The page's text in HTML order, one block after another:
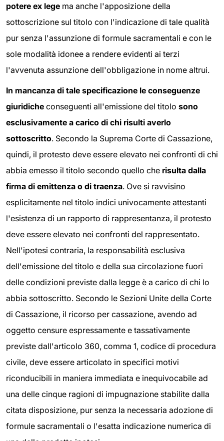
potere ex lege ma anche l'apposizione della
sottoscrizione sul titolo con l'indicazione di tale qualità
pur senza l'assunzione di formule sacramentali e con le
sole modalità idonee a rendere evidenti ai terzi
l'avvenuta assunzione dell'obbligazione in nome altrui.
In mancanza di tale specificazione le conseguenze
giuridiche conseguenti all'emissione del titolo sono
esclusivamente a carico di chi risulti averlo
sottoscritto. Secondo la Suprema Corte di Cassazione,
quindi, il protesto deve essere elevato nei confronti di chi
abbia emesso il titolo secondo quello che risulta dalla
firma di emittenza o di traenza. Ove si ravvisino
esplicitamente nel titolo indici univocamente attestanti
l'esistenza di un rapporto di rappresentanza, il protesto
deve essere elevato nei confronti del rappresentato.
Nell'ipotesi contraria, la responsabilità esclusiva
dell'emissione del titolo e della sua circolazione fuori
delle condizioni previste dalla legge è a carico di chi lo
abbia sottoscritto. Secondo le Sezioni Unite della Corte
di Cassazione, il ricorso per cassazione, avendo ad
oggetto censure espressamente e tassativamente
previste dall'articolo 360, comma 1, codice di procedura
civile, deve essere articolato in specifici motivi
riconducibili in maniera immediata e inequivocabile ad
una delle cinque ragioni di impugnazione stabilite dalla
citata disposizione, pur senza la necessaria adozione di
formule sacramentali o l'esatta indicazione numerica di